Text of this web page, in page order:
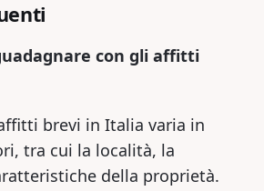
con gli affitti
brevi in Italia varia in
tra cui la località, la
della proprietà.